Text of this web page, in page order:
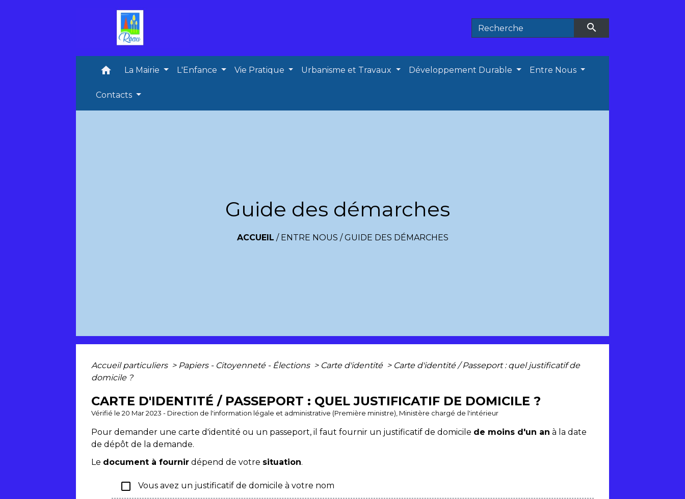
search
home La Mairie L'Enfance Vie Pratique Urbanisme et Travaux Développement Durable Entre Nous
Contacts
Guide des démarches
ACCUEIL / ENTRE NOUS /GUIDE DES DÉMARCHES
Accueil particuliers > Papiers - Citoyenneté - Élections > Carte d'identité > Carte d'identité / Passeport : quel justificatif de
domicile ?
CARTE D'IDENTITÉ / PASSEPORT : QUEL JUSTIFICATIF DE DOMICILE ?
Vérifié le 20 Mar 2023 - Direction de l'information légale et administrative (Première ministre), Ministère chargé de l'intérieur
Pour demander une carte d'identité ou un passeport, il faut fournir un justificatif de domicile de moins d'un an à la date
de dépôt de la demande.
Le document à fournir dépend de votre situation.
check_box_outline_blank Vous avez un justificatif de domicile à votre nom